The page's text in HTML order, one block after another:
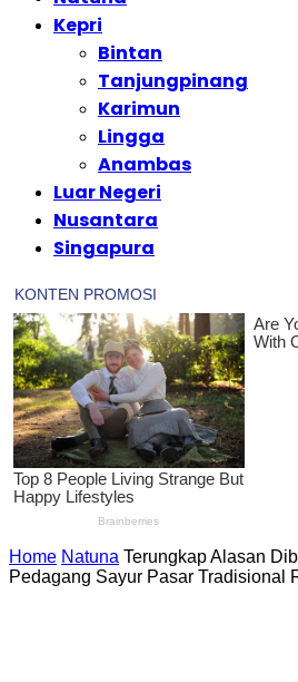
Kepri
Bintan
Tanjungpinang
Karimun
Lingga
Anambas
Luar Negeri
Nusantara
Singapura
Home Natuna Terungkap Alasan
Pedagang Sayur Pasar Tradisional